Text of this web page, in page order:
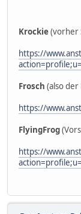
Krockie(vorher
https://
Frosch (also
https://
FlyingFrog
https://